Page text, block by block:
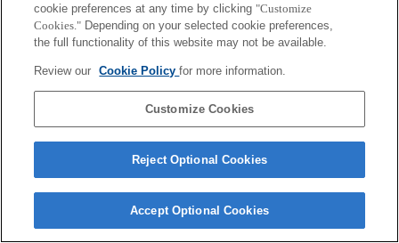
"Custom Key Settings" [Definições de teclas personalizadas].
cookie preferences at any time by clicking "Customize
Cookies." Depending on your selected cookie preferences,
the full functionality of this website may not be available.
Review our Cookie Policyfor more information.
Customize Cookies
Reject Optional Cookies
Accept Optional Cookies